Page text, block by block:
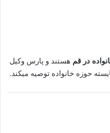
در قم هستند و پارس وکیل
حوزه خانواده توصیه میکند.